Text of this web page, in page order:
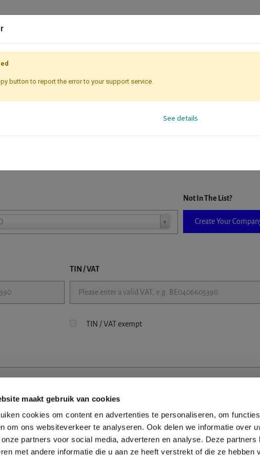
maakt gebruik van cookies
cookies om content en advertenties te personaliseren, om
om ons websiteverkeer te analyseren. Ook delen we informatie over
partners voor social media, adverteren en analyse. Deze partners
met andere informatie die u aan ze heeft verstrekt of die ze hebben
VAT or enterprise ID. When a company is selected it will auto-complete the
Not In The List?
Create Your
TIN / VAT
TIN / VAT exempt
button to report the error to your support service.
See details